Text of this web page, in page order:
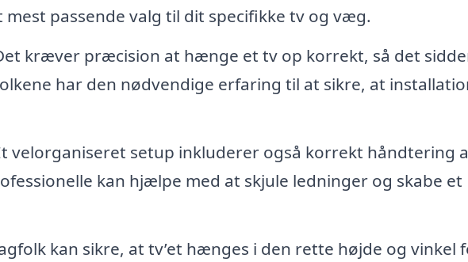
passende valg til dit specifikke tv og væg.
kræver præcision at hænge et tv op korrekt, så det
har den nødvendige erfaring til at sikre, at
velorganiseret setup inkluderer også korrekt håndtering
kan hjælpe med at skjule ledninger og skabe et
kan sikre, at tv’et hænges i den rette højde og vinkel